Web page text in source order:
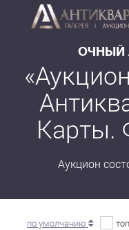
ОЧНЫЙ
Карты.
Аукцион
по умолчанию